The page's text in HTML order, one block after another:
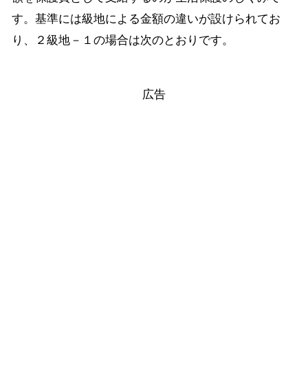
す。基準には級地による金額の違いが設けられてお
り、２級地－１の場合は次のとおりです。